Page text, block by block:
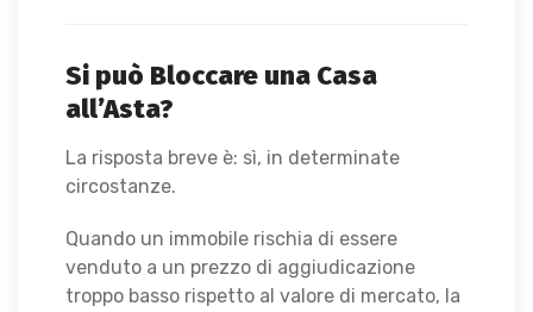
Si può Bloccare una Casa
all’Asta?
La risposta breve è: sì, in determinate
circostanze.
Quando un immobile rischia di essere
venduto a un prezzo di aggiudicazione
troppo basso rispetto al valore di mercato, la